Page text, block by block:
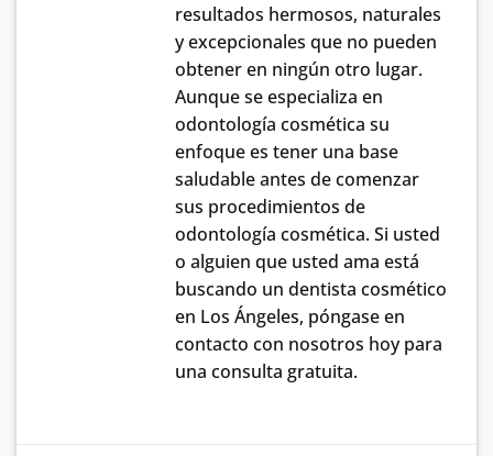
resultados hermosos, naturales
y excepcionales que no pueden
obtener en ningún otro lugar.
Aunque se especializa en
odontología cosmética su
enfoque es tener una base
saludable antes de comenzar
sus procedimientos de
odontología cosmética. Si usted
o alguien que usted ama está
buscando un dentista cosmético
en Los Ángeles, póngase en
contacto con nosotros hoy para
una consulta gratuita.